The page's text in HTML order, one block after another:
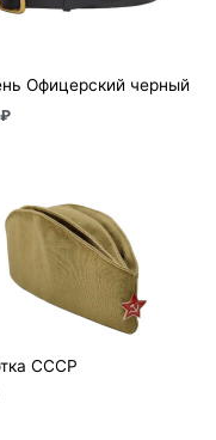
Офицерский черный
₽
СССР